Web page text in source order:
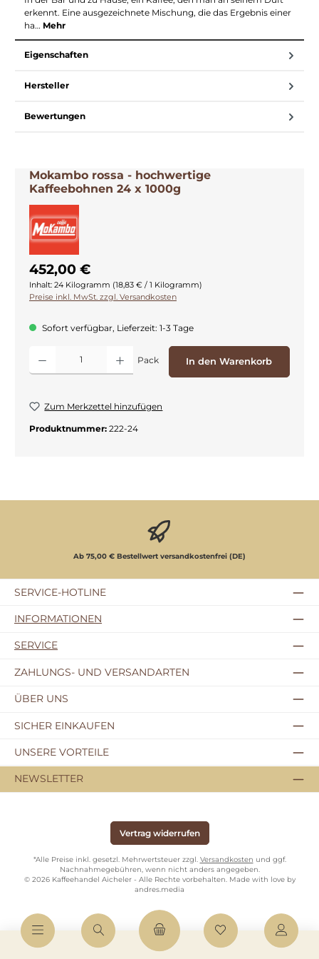
erkennt. Eine ausgezeichnete Mischung, die das Ergebnis einer
ha… Mehr
Eigenschaften
Hersteller
Bewertungen
Mokambo rossa - hochwertige
Kaffeebohnen 24 x 1000g
452,00 €
Inhalt: 24 Kilogramm (18,83 € / 1 Kilogramm)
Preise inkl. MwSt. zzgl. Versandkosten
Sofort verfügbar, Lieferzeit: 1-3 Tage
Produkt Anzahl: Gib den gewünschten Wert ein oder benutze die
Pack In den Warenkorb
Zum Merkzettel hinzufügen
Produktnummer: 222-24
Ab 75,00 € Bestellwert versandkostenfrei (DE)
SERVICE-HOTLINE
INFORMATIONEN
SERVICE
ZAHLUNGS- UND VERSANDARTEN
ÜBER UNS
SICHER EINKAUFEN
UNSERE VORTEILE
NEWSLETTER
Vertrag widerrufen
*Alle Preise inkl. gesetzl. Mehrwertsteuer zzgl. Versandkosten und ggf.
Nachnahmegebühren, wenn nicht anders angegeben.
© 2026 Kaffeehandel Aicheler - Alle Rechte vorbehalten. Made with love by
andres.media